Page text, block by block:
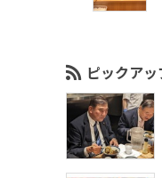
ピックアッ